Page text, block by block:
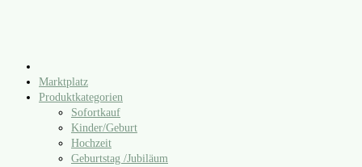
Marktplatz
Produktkategorien
Sofortkauf
Kinder/​Geburt
Hochzeit
Geburtstag /​Jubiläum